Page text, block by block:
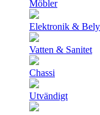
Möbler
Elektronik &
Vatten & Sanitet
Chassi
Utvändigt